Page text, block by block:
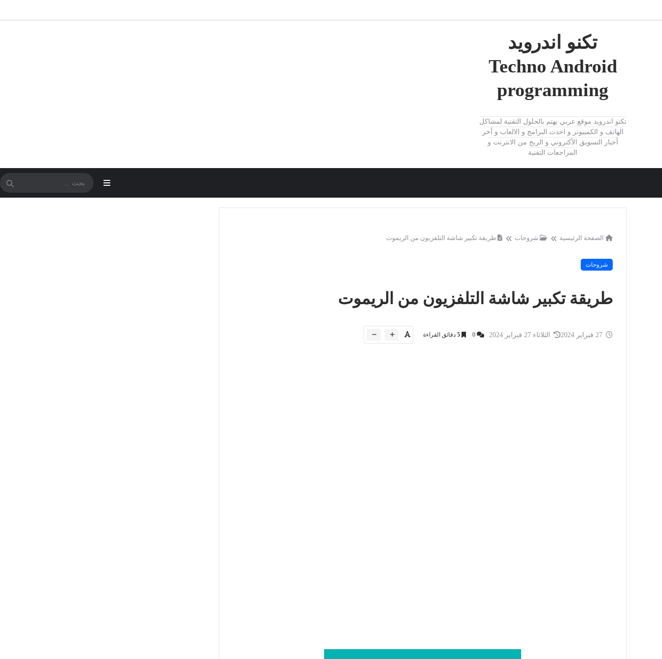
تكنو اندرويد
Techno Android
programming
تكنو اندرويد موقع عربي يهتم بالحلول التقنية لمشاكل
الهاتف و الكمبيوتر و احدث البرامج و الالعاب و آخر
أخبار التسويق الأكتروني و الربح من الانترنت و
المراجعات التقنية
الصفحة الرئيسية شروحات طريقة تكبير شاشة التلفزيون من الريموت
شروحات
طريقة تكبير شاشة التلفزيون من الريموت
الثلاثاء 27 فبراير 2024 0
5 دقائق القراءة